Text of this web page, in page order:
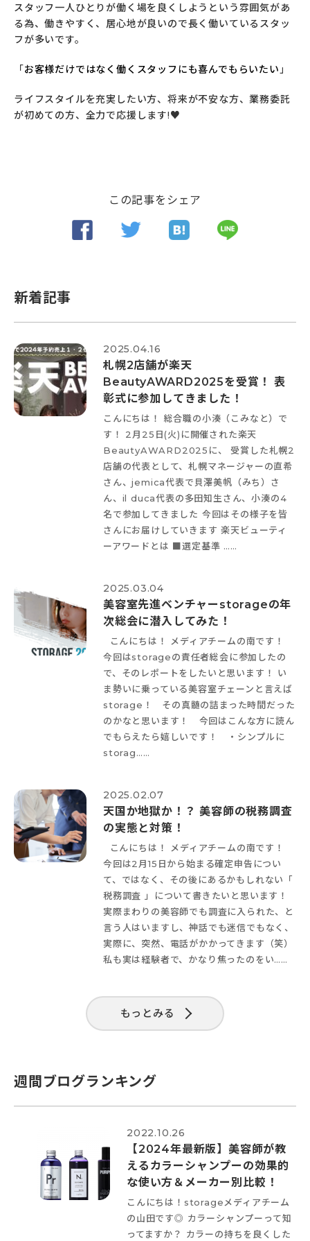
スタッフ一人ひとりが働く場を良くしようという雰囲気があ
る為、働きやすく、居心地が良いので長く働いているスタッ
フが多いです。
「お客様だけではなく働くスタッフにも喜んでもらいたい 」
ライフスタイルを充実したい方、将来が不安な方、業務委託
が初めての方、全力で応援します!♥
この記事をシェア
新着記事
2025.04.16
札幌2店舗が楽天
BeautyAWARD2025を受賞！ 表
彰式に参加してきました！
こんにちは！ 総合職の小湊（こみなと）で
す！ 2月25日(火)に開催された楽天
BeautyAWARD2025に、 受賞した札幌2
店舗の代表として、札幌マネージャーの直希
さん、jemica代表で貝澤美帆（みち）さ
ん、il duca代表の多田知生さん、小湊の4
名で参加してきました 今回はその様子を皆
さんにお届けしていきます 楽天ビューティ
ーアワードとは ■選定基準 ……
2025.03.04
美容室先進ベンチャーstorageの年
次総会に潜入してみた！
こんにちは！ メディアチームの南です！
今回はstorageの責任者総会に参加したの
で、そのレポートをしたいと思います！ い
ま勢いに乗っている美容室チェーンと言えば
storage！ その真髄の詰まった時間だった
のかなと思います！ 今回はこんな方に読ん
でもらえたら嬉しいです！ ・シンプルに
storag……
2025.02.07
天国か地獄か！？ 美容師の税務調査
の実態と対策！
こんにちは！ メディアチームの南です！
今回は2月15日から始まる確定申告につい
て、ではなく、その後にあるかもしれない「
税務調査 」について書きたいと思います！
実際まわりの美容師でも調査に入られた、と
言う人はいますし、神話でも迷信でもなく、
実際に、突然、電話がかかってきます（笑）
私も実は経験者で、かなり焦ったのをい……
もっとみる
週間ブログランキング
2022.10.26
【2024年最新版】美容師が教
えるカラーシャンプーの効果的
な使い方＆メーカー別比較！
こんにちは！storageメディアチーム
の山田です◎ カラーシャンプーって知
ってますか？ カラーの持ちを良くした